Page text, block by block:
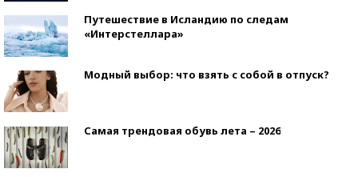
Путешествие в Исландию по следам
«Интерстеллара»
Модный выбор: что взять с собой в отпуск?
Самая трендовая обувь лета – 2026